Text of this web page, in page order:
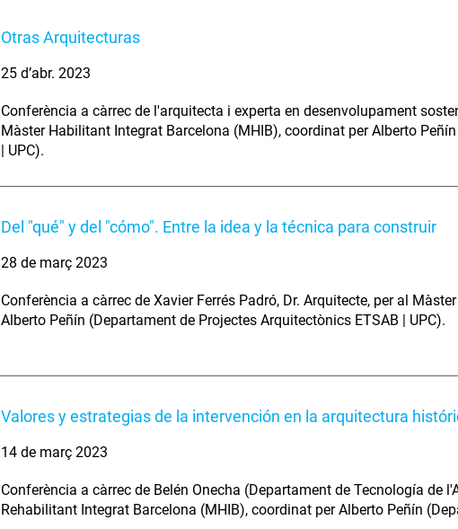
Otras Arquitecturas
25 d’abr. 2023
Conferència a càrrec de l'arquitecta i experta en desenvolupament
Màster Habilitant Integrat Barcelona (MHIB), coordinat per Alberto
| UPC).
Del "qué" y del "cómo". Entre la idea y la técnica para construir
28 de març 2023
Conferència a càrrec de Xavier Ferrés Padró, Dr. Arquitecte, per al
Alberto Peñín (Departament de Projectes Arquitectònics ETSAB | UPC).
Valores y estrategias de la intervención en la arquitectura
14 de març 2023
Conferència a càrrec de Belén Onecha (Departament de Tecnología de
Rehabilitant Integrat Barcelona (MHIB), coordinat per Alberto Peñín